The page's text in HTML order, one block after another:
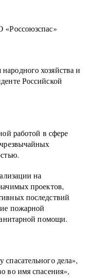
«Россоюзспас»
хозяйства и
Российской
работой в сфере
на
проектов,
последствий
пожарной
помощи.
дела»,
во имя спасения»,